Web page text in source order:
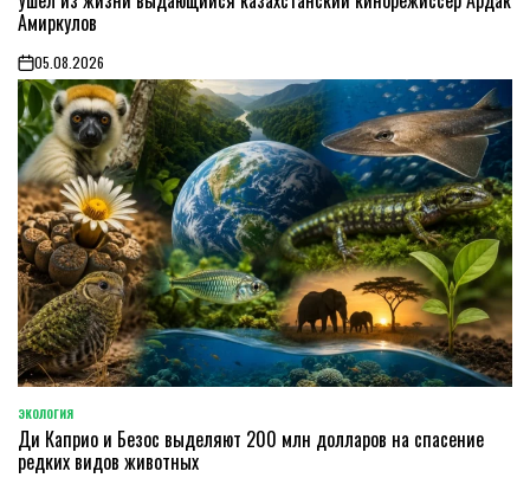
Амиркулов
on05.08.2026
POSTED
IN
ЭКОЛОГИЯ
Ди Каприо и Безос выделяют 200 млн долларов на спасение
редких видов животных